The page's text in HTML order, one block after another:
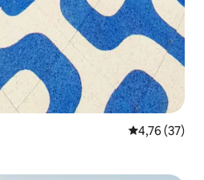
Prosječna
4,76 (37)